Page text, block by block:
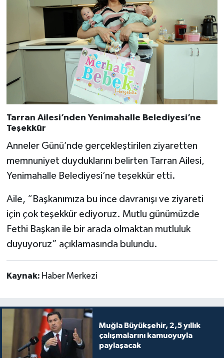
Tarran Ailesi’nden Yenimahalle Belediyesi’ne
Teşekkür
Anneler Günü’nde gerçekleştirilen ziyaretten
memnuniyet duyduklarını belirten Tarran Ailesi,
Yenimahalle Belediyesi’ne teşekkür etti.
Aile, “Başkanımıza bu ince davranışı ve ziyareti
için çok teşekkür ediyoruz. Mutlu günümüzde
Fethi Başkan ile bir arada olmaktan mutluluk
duyuyoruz” açıklamasında bulundu.
Kaynak: Haber Merkezi
Muğla Büyükşehir, 2,5 yıllık
çalışmalarını kamuoyuyla
paylaşacak